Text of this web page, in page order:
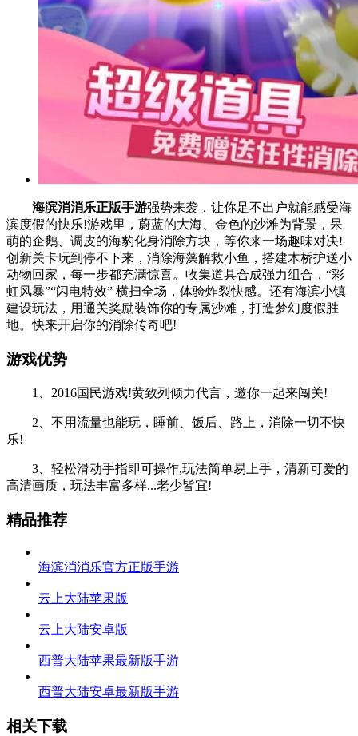
海滨消消乐正版手游强势来袭，让你足不出户就能感受海
滨度假的快乐!游戏里，蔚蓝的大海、金色的沙滩为背景，呆
萌的企鹅、调皮的海豹化身消除方块，等你来一场趣味对决!
创新关卡玩到停不下来，消除海藻解救小鱼，搭建木桥护送小
动物回家，每一步都充满惊喜。收集道具合成强力组合，“彩
虹风暴”“闪电特效” 横扫全场，体验炸裂快感。还有海滨小镇
建设玩法，用通关奖励装饰你的专属沙滩，打造梦幻度假胜
地。快来开启你的消除传奇吧!
游戏优势
1、2016国民游戏!黄致列倾力代言，邀你一起来闯关!
2、不用流量也能玩，睡前、饭后、路上，消除一切不快
乐!
3、轻松滑动手指即可操作,玩法简单易上手，清新可爱的
高清画质，玩法丰富多样...老少皆宜!
精品推荐
海滨消消乐官方正版手游
云上大陆苹果版
云上大陆安卓版
西普大陆苹果最新版手游
西普大陆安卓最新版手游
相关下载